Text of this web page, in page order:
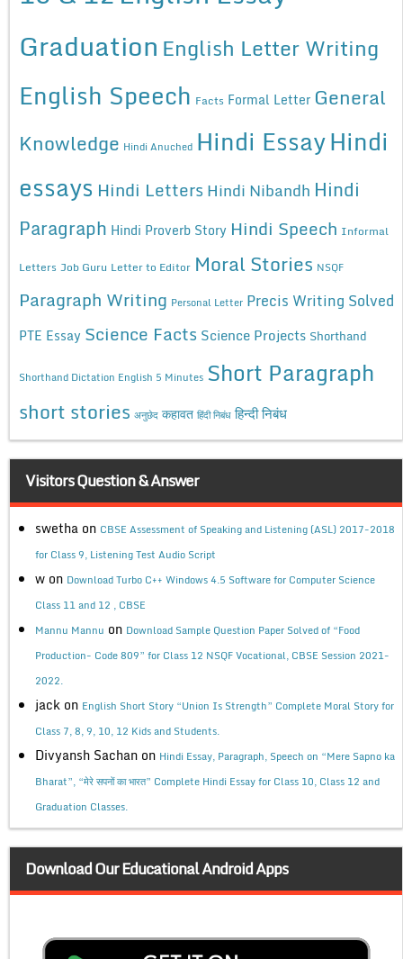
Graduation English Letter Writing
English Speech Facts Formal Letter General
Knowledge Hindi Anuched Hindi EssayHindi
essays Hindi Letters Hindi Nibandh Hindi
Paragraph Hindi Proverb Story Hindi Speech Informal
Letters Job Guru Letter to Editor Moral Stories NSQF
Paragraph Writing Personal Letter Precis Writing Solved
PTE Essay Science Facts Science Projects Shorthand
Shorthand Dictation English 5 Minutes Short Paragraph
short stories अनुछेद कहावत हिंदी निबंध हिन्दी निबंध
Visitors Question & Answer
swetha on CBSE Assessment of Speaking and Listening (ASL) 2017-2018
for Class 9, Listening Test Audio Script
w on Download Turbo C++ Windows 4.5 Software for Computer Science
Class 11 and 12 , CBSE
Mannu Mannu on Download Sample Question Paper Solved of “Food
Production- Code 809” for Class 12 NSQF Vocational, CBSE Session 2021-
2022.
jack on English Short Story “Union Is Strength” Complete Moral Story for
Class 7, 8, 9, 10, 12 Kids and Students.
Divyansh Sachan on Hindi Essay, Paragraph, Speech on “Mere Sapno ka
Bharat”, “मेरे सपनों का भारत” Complete Hindi Essay for Class 10, Class 12 and
Graduation Classes.
Download Our Educational Android Apps